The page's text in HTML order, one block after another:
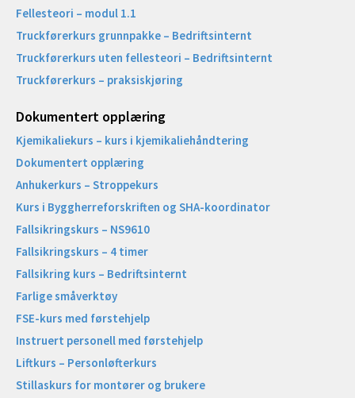
Fellesteori – modul 1.1
Truckførerkurs grunnpakke – Bedriftsinternt
Truckførerkurs uten fellesteori – Bedriftsinternt
Truckførerkurs – praksiskjøring
Dokumentert opplæring
Kjemikaliekurs – kurs i kjemikaliehåndtering
Dokumentert opplæring
Anhukerkurs – Stroppekurs
Kurs i Byggherreforskriften og SHA-koordinator
Fallsikringskurs – NS9610
Fallsikringskurs – 4 timer
Fallsikring kurs – Bedriftsinternt
Farlige småverktøy
FSE-kurs med førstehjelp
Instruert personell med førstehjelp
Liftkurs – Personløfterkurs
Stillaskurs for montører og brukere